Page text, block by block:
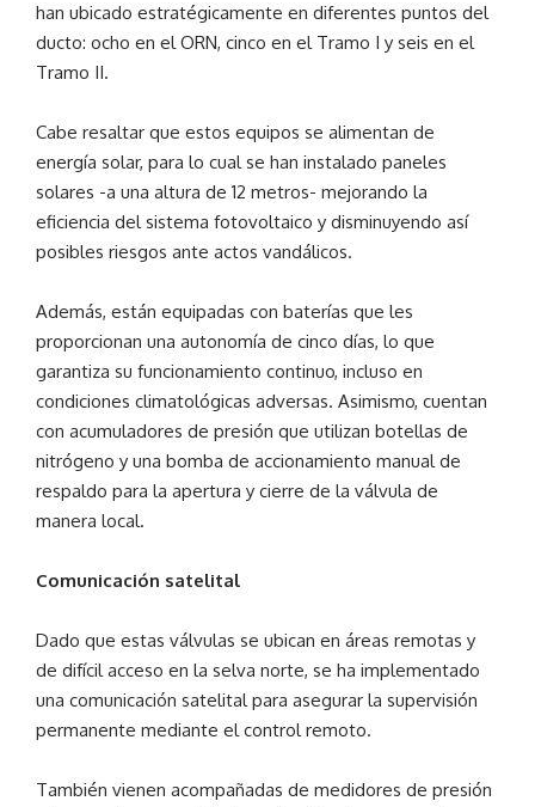
han ubicado estratégicamente en diferentes puntos del
ducto: ocho en el ORN, cinco en el Tramo I y seis en el
Tramo II.
Cabe resaltar que estos equipos se alimentan de
energía solar, para lo cual se han instalado paneles
solares -a una altura de 12 metros- mejorando la
eficiencia del sistema fotovoltaico y disminuyendo así
posibles riesgos ante actos vandálicos.
Además, están equipadas con baterías que les
proporcionan una autonomía de cinco días, lo que
garantiza su funcionamiento continuo, incluso en
condiciones climatológicas adversas. Asimismo, cuentan
con acumuladores de presión que utilizan botellas de
nitrógeno y una bomba de accionamiento manual de
respaldo para la apertura y cierre de la válvula de
manera local.
Comunicación satelital
Dado que estas válvulas se ubican en áreas remotas y
de difícil acceso en la selva norte, se ha implementado
una comunicación satelital para asegurar la supervisión
permanente mediante el control remoto.
También vienen acompañadas de medidores de presión